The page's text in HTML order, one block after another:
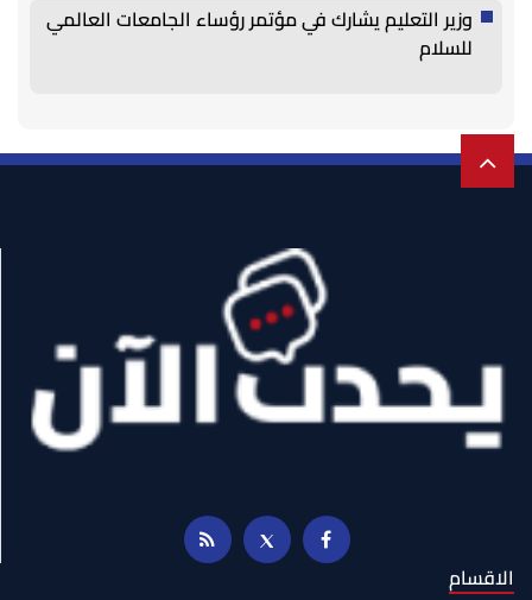
وزير التعليم يشارك في مؤتمر رؤساء الجامعات العالمي
للسلام
الاقسام